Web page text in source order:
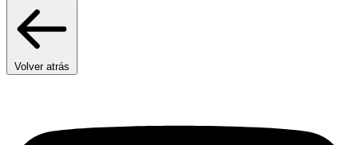
Volver atrás